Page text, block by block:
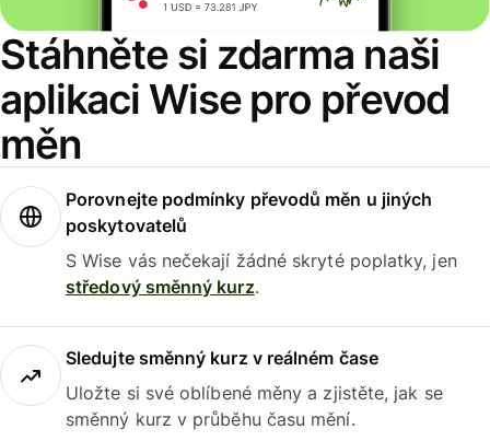
Stáhněte si zdarma naši
aplikaci Wise pro převod
měn
Porovnejte podmínky převodů měn u jiných
poskytovatelů
S Wise vás nečekají žádné skryté poplatky, jen
středový směnný kurz.
Sledujte směnný kurz v reálném čase
Uložte si své oblíbené měny a zjistěte, jak se
směnný kurz v průběhu času mění.